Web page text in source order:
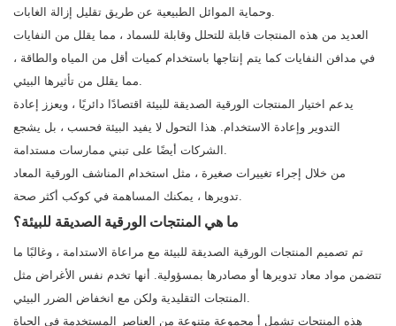
وحماية الموائل الطبيعية عن طريق تقليل إزالة الغابات.
العديد من هذه المنتجات قابلة للتحلل وقابلة للسماد ، مما يقلل من النفايات
في مدافن النفايات كما يتم إنتاجها باستخدام كميات أقل من المياه والطاقة ،
مما يقلل من تأثيرها البيئي.
يدعم اختيار المنتجات الورقية الصديقة للبيئة اقتصادًا دائريًا ، ويعزز إعادة
التدوير وإعادة الاستخدام. هذا التحول لا يفيد البيئة فحسب ، بل يشجع
الشركات أيضًا على تبني ممارسات مستدامة.
من خلال إجراء تغييرات صغيرة ، مثل استخدام المناشف الورقية المعاد
تدويرها ، يمكنك المساهمة في كوكب أكثر صحة.
ما هي المنتجات الورقية الصديقة للبيئة؟
تم تصميم المنتجات الورقية الصديقة للبيئة مع مراعاة الاستدامة ، وغالبًا ما
تتضمن مواد معاد تدويرها أو مصادرها بمسؤولية. أنها تخدم نفس الأغراض مثل
المنتجات التقليدية ولكن مع انخفاض الضرر البيئي.
هذه المنتجات تشمل أ مجموعة متنوعة من العناصر المستخدمة في الحياة